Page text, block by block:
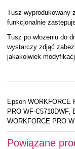
Tusz wyprodukowany
funkcjonalnie
Tusz po włożeniu do
wystarczy zdjąć
jakakolwiek
Epson WORKFORCE
PRO WF-C5710DWF,
WORKFORCE PRO
Powiązane